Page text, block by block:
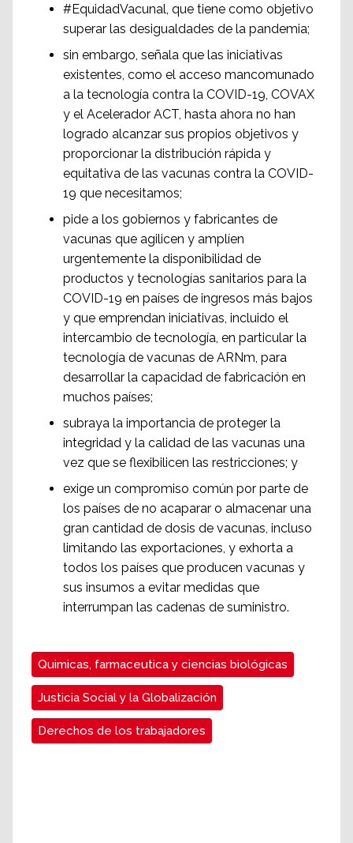
#EquidadVacunal, que tiene como objetivo
superar las desigualdades de la pandemia;
sin embargo, señala que las iniciativas
existentes, como el acceso mancomunado
a la tecnología contra la COVID-19, COVAX
y el Acelerador ACT, hasta ahora no han
logrado alcanzar sus propios objetivos y
proporcionar la distribución rápida y
equitativa de las vacunas contra la COVID-
19 que necesitamos;
pide a los gobiernos y fabricantes de
vacunas que agilicen y amplíen
urgentemente la disponibilidad de
productos y tecnologías sanitarios para la
COVID-19 en países de ingresos más bajos
y que emprendan iniciativas, incluido el
intercambio de tecnología, en particular la
tecnología de vacunas de ARNm, para
desarrollar la capacidad de fabricación en
muchos países;
subraya la importancia de proteger la
integridad y la calidad de las vacunas una
vez que se flexibilicen las restricciones; y
exige un compromiso común por parte de
los países de no acaparar o almacenar una
gran cantidad de dosis de vacunas, incluso
limitando las exportaciones, y exhorta a
todos los países que producen vacunas y
sus insumos a evitar medidas que
interrumpan las cadenas de suministro.
Quimicas, farmaceutica y ciencias biológicas
Justicia Social y la Globalización
Derechos de los trabajadores